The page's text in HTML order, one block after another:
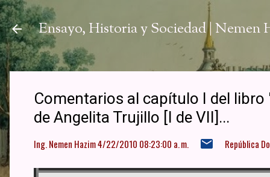
Ensayo, Historia y Sociedad | Nemen
Comentarios al capítulo I del
de Angelita Trujillo [I de VII]...
Ing. Nemen Hazim4/22/2010 08:23:00 a. m. República